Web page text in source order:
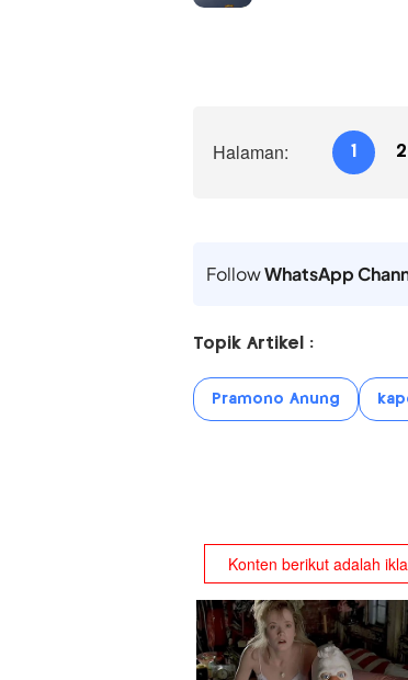
Halaman: 1 2
FollowWhatsApp
Topik Artikel :
Pramono Anung